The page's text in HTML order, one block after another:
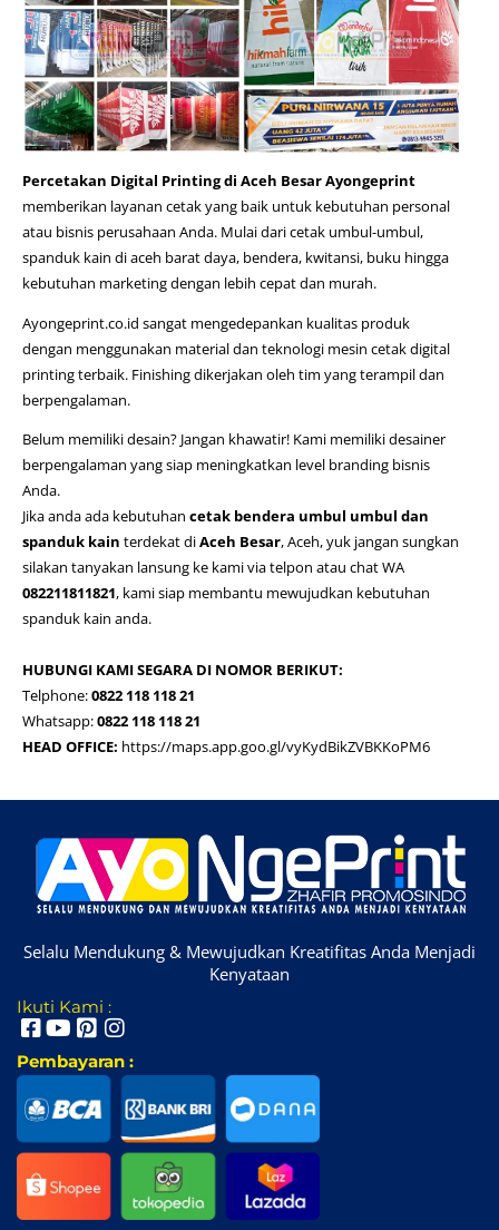
Percetakan Digital Printing di Aceh Besar Ayongeprint
memberikan layanan cetak yang baik untuk kebutuhan personal
atau bisnis perusahaan Anda. Mulai dari cetak umbul-umbul,
spanduk kain di aceh barat daya, bendera, kwitansi, buku hingga
kebutuhan marketing dengan lebih cepat dan murah.
Ayongeprint.co.id sangat mengedepankan kualitas produk
dengan menggunakan material dan teknologi mesin cetak digital
printing terbaik. Finishing dikerjakan oleh tim yang terampil dan
berpengalaman.
Belum memiliki desain? Jangan khawatir! Kami memiliki desainer
berpengalaman yang siap meningkatkan level branding bisnis
Anda.
Jika anda ada kebutuhan cetak bendera umbul umbul dan
spanduk kain terdekat diAceh Besar, Aceh, yuk jangan sungkan
silakan tanyakan lansung ke kami via telpon atau chat WA
082211811821, kami siap membantu mewujudkan kebutuhan
spanduk kain anda.
HUBUNGI KAMI SEGARA DI NOMOR BERIKUT:
Telphone:0822 118 118 21
Whatsapp:0822 118 118 21
HEAD OFFICE: https://maps.app.goo.gl/vyKydBikZVBKKoPM6
Selalu Mendukung & Mewujudkan Kreatifitas Anda Menjadi
Kenyataan
Ikuti Kami :
Pembayaran :